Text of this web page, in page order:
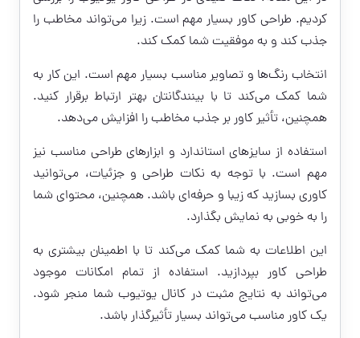
کردیم. طراحی کاور بسیار مهم است. زیرا می‌تواند مخاطب را
جذب کند و به موفقیت شما کمک کند.
انتخاب رنگ‌ها و تصاویر مناسب بسیار مهم است. این کار به
شما کمک می‌کند تا با بینندگانتان بهتر ارتباط برقرار کنید.
همچنین، تأثیر کاور بر جذب مخاطب را افزایش می‌دهد.
استفاده از سایزهای استاندارد و ابزارهای طراحی مناسب نیز
مهم است. با توجه به نکات طراحی و جزئیات، می‌توانید
کاوری بسازید که زیبا و حرفه‌ای باشد. همچنین، محتوای شما
را به خوبی به نمایش بگذارد.
این اطلاعات به شما کمک می‌کند تا با اطمینان بیشتری به
طراحی کاور بپردازید. استفاده از تمام امکانات موجود
می‌تواند به نتایج مثبت در کانال یوتیوب شما منجر شود.
یک کاور مناسب می‌تواند بسیار تأثیرگذار باشد.